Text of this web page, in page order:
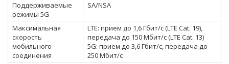
Поддерживаемые
режимы 5G
SA/NSA
Максимальная
скорость
мобильного
соединения
LTE: прием до 1,6 Гбит/с (LTE Cat. 19),
передача до 150 Мбит/с (LTE Cat. 13)
5G: прием до 3,6 Гбит/с, передача до
250 Мбит/с